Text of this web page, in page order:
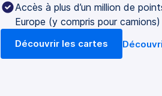
Accès à plus d’un million de
Europe (y compris pour camions)
Découvrir les cartes